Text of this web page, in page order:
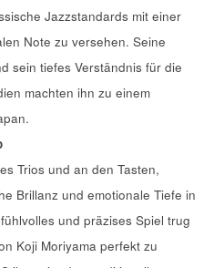
Jazzstandards mit einer
Note zu versehen. Seine
sein tiefes Verständnis für die
machten ihn zu einem
Trios und an den Tasten,
Brillanz und emotionale Tiefe in
und präzises Spiel trug
Koji Moriyama perfekt zu